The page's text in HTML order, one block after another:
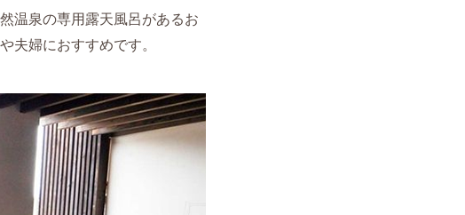
温泉の専用露天風呂があるお
夫婦におすすめです。